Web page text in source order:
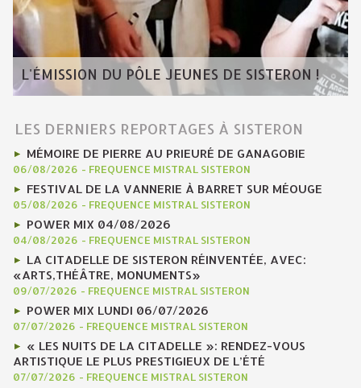
L'ÉMISSION DU PÔLE JEUNES DE SISTERON !
LES DERNIERS REPORTAGES À SISTERON
MÉMOIRE DE PIERRE AU PRIEURÉ DE GANAGOBIE
06/08/2026 - FREQUENCE MISTRAL SISTERON
FESTIVAL DE LA VANNERIE À BARRET SUR MÉOUGE
05/08/2026 - FREQUENCE MISTRAL SISTERON
POWER MIX 04/08/2026
04/08/2026 - FREQUENCE MISTRAL SISTERON
LA CITADELLE DE SISTERON RÉINVENTÉE, AVEC:
«ARTS,THÉÂTRE, MONUMENTS»
09/07/2026 - FREQUENCE MISTRAL SISTERON
POWER MIX LUNDI 06/07/2026
07/07/2026 - FREQUENCE MISTRAL SISTERON
« LES NUITS DE LA CITADELLE »: RENDEZ-VOUS
ARTISTIQUE LE PLUS PRESTIGIEUX DE L’ÉTÉ
07/07/2026 - FREQUENCE MISTRAL SISTERON